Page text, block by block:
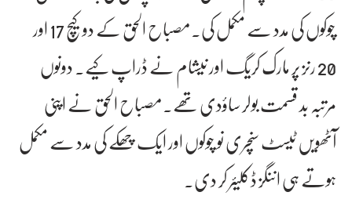
چوکوں کی مدد سے مکمل کی۔مصباح الحق کے دو کیچ 17 اور
20 رنز پر مارک کریگ اور نیشام نے ڈراپ کیے۔ دونوں
مرتبہ بد قسمت بولر ساؤدی تھے۔مصباح الحق نے اپنی
آٹھویں ٹیسٹ سنچری نو چوکوں اور ایک چھکے کی مدد سے مکمل
ہوتے ہی اننگز ڈکلیئر کر دی۔